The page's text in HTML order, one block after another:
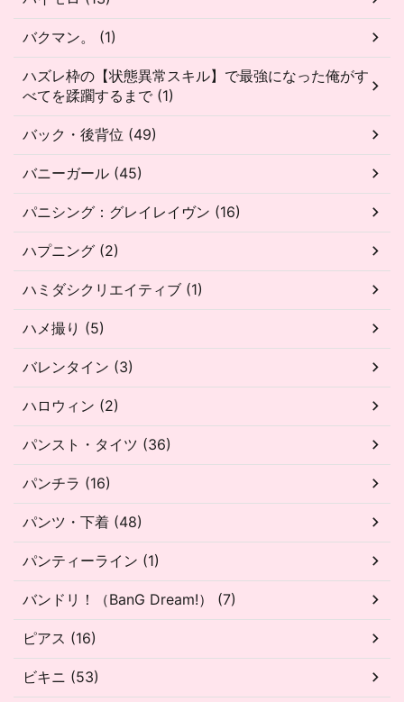
バクマン。 (1)
ハズレ枠の【状態異常スキル】で最強になった俺がす
べてを蹂躙するまで (1)
バック・後背位 (49)
バニーガール (45)
パニシング：グレイレイヴン (16)
ハプニング (2)
ハミダシクリエイティブ (1)
ハメ撮り (5)
バレンタイン (3)
ハロウィン (2)
パンスト・タイツ (36)
パンチラ (16)
パンツ・下着 (48)
パンティーライン (1)
バンドリ！（BanG Dream!） (7)
ピアス (16)
ビキニ (53)